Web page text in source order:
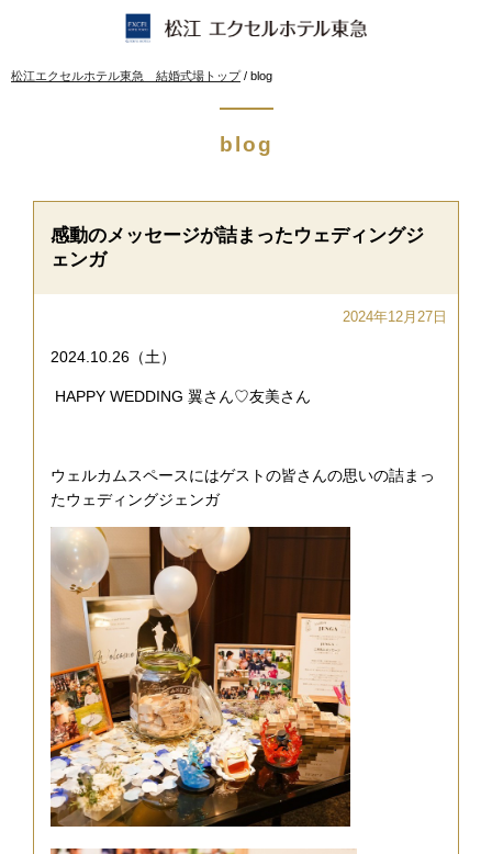
このページの本文へ
現
松江エクセルホテル東急 結婚式場トップ/ blog
blog
感動のメッセージが詰まったウェディングジ
ェンガ
2024年12月27日
2024.10.26（土）
HAPPY WEDDING 翼さん♡友美さん
ウェルカムスペースにはゲストの皆さんの思いの詰まっ
たウェディングジェンガ